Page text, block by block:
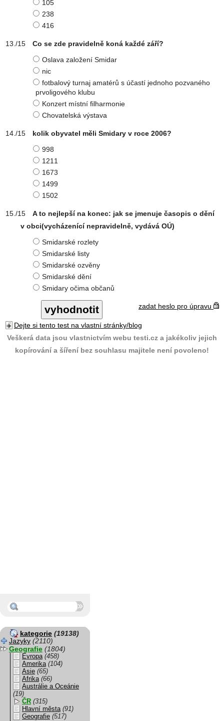
105
238
416
Co se zde pravidelně koná každé září?
Oslava založení Smidar
nic
fotbalový turnaj amatérů s účastí jednoho pozvaného
prvoligového klubu
Konzert místní filharmonie
Chovatelská výstava
kolik obyvatel měli Smidary v roce 2006?
998
1211
1673
1499
1502
A to nejlepší na konec: jak se jmenuje časopis o dění
v obci(vycházenící nepravidelně, vydává OÚ)
Smidarské rozlety
Smidarské listy
Smidarské ozvěny
Smidarské dění
Smidary očima občanů
zadat heslo pro úpravu
Dejte si tento test na vlastní stránky/blog
Veškerá data jsou vlastnictvím webu testi.cz a jakékoliv jejich
kopírování a šíření bez souhlasu majitele není povoleno!
kategorie (19138)
Jazyky (2110)
Geografie (1804)
Evropa (458)
Amerika (104)
Asie (65)
Afrika (66)
Austrálie a Oceánie
(19)
ČR (315)
Hlavní města (91)
Geografie (517)